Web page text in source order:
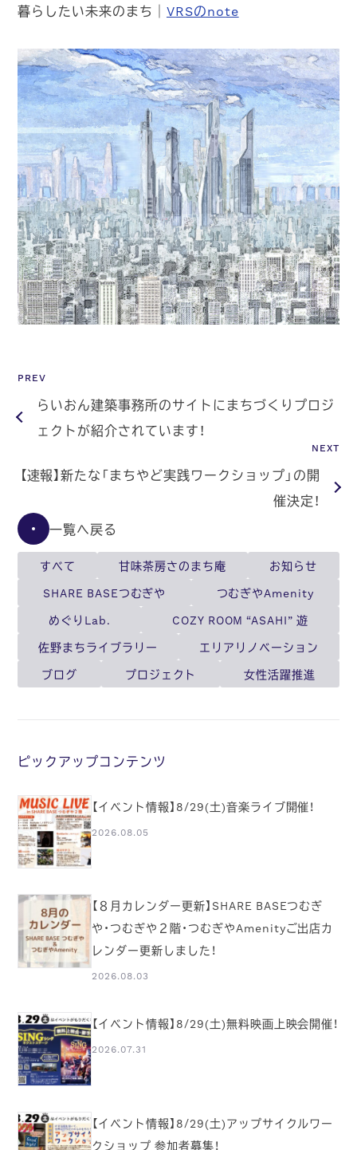
暮らしたい未来のまち｜ VRSのnote
PREV
らいおん建築事務所のサイトにまちづくりプロジ
ェクトが紹介されています！
NEXT
【速報】新たな「まちやど実践ワークショップ」の開
催決定！
一覧へ戻る
すべて 甘味茶房さのまち庵
お知らせ
SHARE BASEつむぎや
つむぎやAmenity
めぐりLab.
COZY ROOM “ASAHI” 遊
佐野まちライブラリー
エリアリノベーション
ブログ
プロジェクト 女性活躍推進
ピックアップコンテンツ
【イベント情報】8/29(土)音楽ライブ開催！
2026.08.05
【８月カレンダー更新】SHARE BASEつむぎ
や・つむぎや２階・つむぎやAmenityご出店カ
レンダー更新しました！
2026.08.03
【イベント情報】8/29(土)無料映画上映会開催！
2026.07.31
【イベント情報】8/29(土)アップサイクルワー
クショップ 参加者募集！